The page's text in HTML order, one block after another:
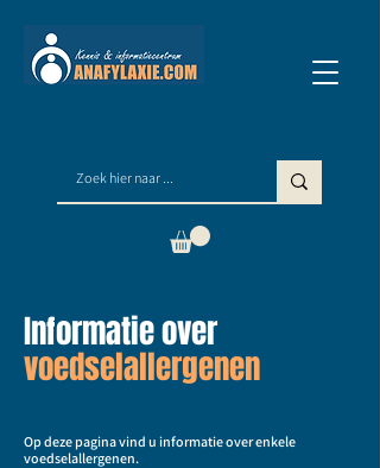
Informatie over
voedselallergenen
Op deze pagina vind u informatie over enkele
voedselallergenen.